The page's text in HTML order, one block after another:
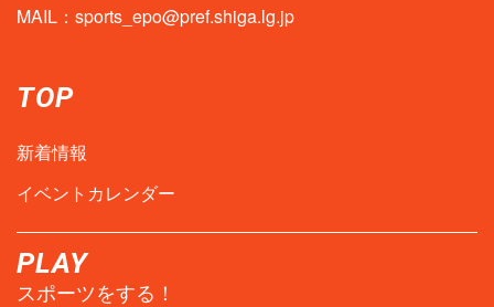
MAIL： sports_epo@pref.shiga.lg.jp
TOP
新着情報
イベントカレンダー
PLAY
スポーツをする！